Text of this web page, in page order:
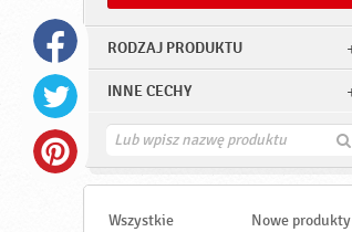
RODZAJ PRODUKTU
INNE CECHY
Z
d
Wszystkie
Nowe produkty